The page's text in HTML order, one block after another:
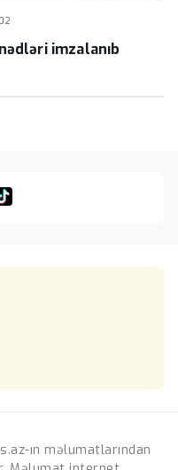
imzalanıb
ın məlumatlarından